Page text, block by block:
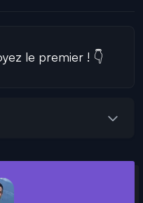
le premier ! 👇